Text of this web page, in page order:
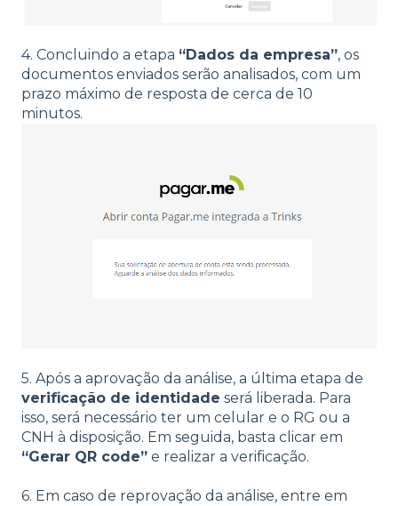
4. Concluindo a etapa “Dados da empresa”, os
documentos enviados serão analisados, com um
prazo máximo de resposta de cerca de 10
minutos.
5. Após a aprovação da análise, a última etapa de
verificação de identidade será liberada. Para
isso, será necessário ter um celular e o RG ou a
CNH à disposição. Em seguida, basta clicar em
“Gerar QR code” e realizar a verificação.
6. Em caso de reprovação da análise, entre em